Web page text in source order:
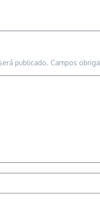
publicado. Campos